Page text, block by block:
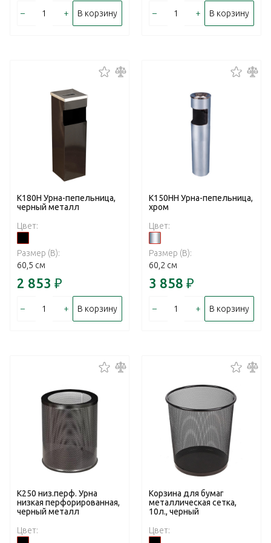
– + В корзину – + В корзину
К180Н Урна-пепельница,
черный металл
Цвет:
Размер (В):
60,5 см
2 853 ₽
– + В корзину
К150НН Урна-пепельница,
хром
Цвет:
Размер (В):
60,2 см
3 858 ₽
– + В корзину
К250 низ.перф. Урна
низкая перфорированная,
черный металл
Цвет:
Корзина для бумаг
металлическая сетка,
10л., черный
Цвет: